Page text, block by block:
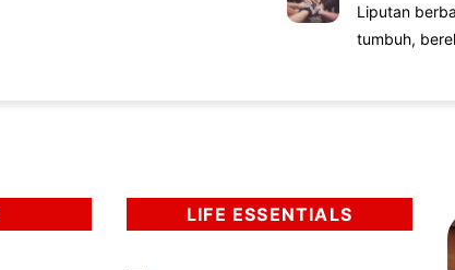
Liputan
tumbuh,
LIFE ESSENTIALS